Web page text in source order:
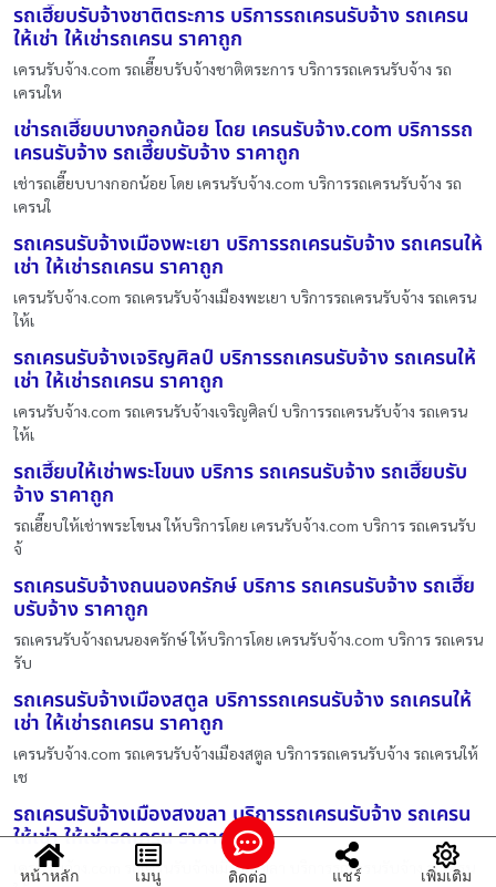
รถเฮี๊ยบรับจ้างชาติตระการ บริการรถเครนรับจ้าง รถเครน
ให้เช่า ให้เช่ารถเครน ราคาถูก
เครนรับจ้าง.com รถเฮี๊ยบรับจ้างชาติตระการ บริการรถเครนรับจ้าง รถ
เครนให
เช่ารถเฮี๊ยบบางกอกน้อย โดย เครนรับจ้าง.com บริการรถ
เครนรับจ้าง รถเฮี๊ยบรับจ้าง ราคาถูก
เช่ารถเฮี๊ยบบางกอกน้อย โดย เครนรับจ้าง.com บริการรถเครนรับจ้าง รถ
เครนใ
รถเครนรับจ้างเมืองพะเยา บริการรถเครนรับจ้าง รถเครนให้
เช่า ให้เช่ารถเครน ราคาถูก
เครนรับจ้าง.com รถเครนรับจ้างเมืองพะเยา บริการรถเครนรับจ้าง รถเครน
ให้เ
รถเครนรับจ้างเจริญศิลป์ บริการรถเครนรับจ้าง รถเครนให้
เช่า ให้เช่ารถเครน ราคาถูก
เครนรับจ้าง.com รถเครนรับจ้างเจริญศิลป์ บริการรถเครนรับจ้าง รถเครน
ให้เ
รถเฮี๊ยบให้เช่าพระโขนง บริการ รถเครนรับจ้าง รถเฮี๊ยบรับ
จ้าง ราคาถูก
รถเฮี๊ยบให้เช่าพระโขนง ให้บริการโดย เครนรับจ้าง.com บริการ รถเครนรับ
จ้
รถเครนรับจ้างถนนองครักษ์ บริการ รถเครนรับจ้าง รถเฮี๊ย
บรับจ้าง ราคาถูก
รถเครนรับจ้างถนนองครักษ์ ให้บริการโดย เครนรับจ้าง.com บริการ รถเครน
รับ
รถเครนรับจ้างเมืองสตูล บริการรถเครนรับจ้าง รถเครนให้
เช่า ให้เช่ารถเครน ราคาถูก
เครนรับจ้าง.com รถเครนรับจ้างเมืองสตูล บริการรถเครนรับจ้าง รถเครนให้
เช
รถเครนรับจ้างเมืองสงขลา บริการรถเครนรับจ้าง รถเครน
ให้เช่า ให้เช่ารถเครน ราคาถูก
เครนรับจ้าง.com รถเครนรับจ้างเมืองสงขลา บริการรถเครนรับจ้าง รถเครน
หน้าหลัก เมนู ติดต่อ แชร์ เพิ่มเติม